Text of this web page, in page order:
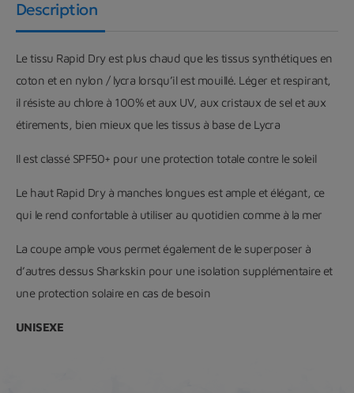
Description
Le tissu Rapid Dry est plus chaud que les tissus synthétiques en
coton et en nylon / lycra lorsqu’il est mouillé. Léger et respirant,
il résiste au chlore à 100% et aux UV, aux cristaux de sel et aux
étirements, bien mieux que les tissus à base de Lycra
Il est classé SPF50+ pour une protection totale contre le soleil
Le haut Rapid Dry à manches longues est ample et élégant, ce
qui le rend confortable à utiliser au quotidien comme à la mer
La coupe ample vous permet également de le superposer à
d’autres dessus Sharkskin pour une isolation supplémentaire et
une protection solaire en cas de besoin
UNISEXE